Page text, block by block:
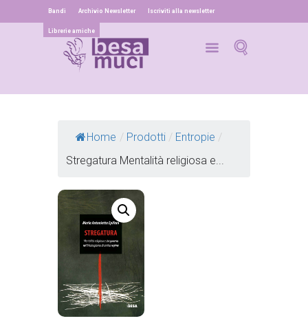
Bandi Archivio Newsletter Iscriviti alla newsletter
Librerie amiche
Home / Prodotti / Entropie /
Stregatura Mentalità religiosa e...